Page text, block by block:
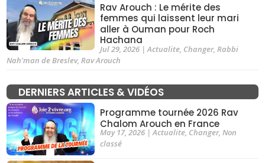
Rav Arouch : Le mérite des
femmes qui laissent leur mari
aller à Ouman pour Roch
Hachana
Jul 29, 2026| Actualite, Changer, Rabbi
Nah'man de Breslev, Rav Arouch
DERNIERS ARTICLES & VIDÉOS
Programme tournée 2026 Rav
Chalom Arouch en France
May 17, 2026|Actualite, Changer, Non
classé